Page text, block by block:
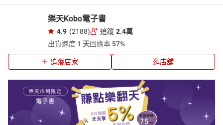
樂天Kobo電子書
4.9 (2188) 追蹤 2.4萬
出貨速度 1 天回應率57%
追蹤店家 逛店舖